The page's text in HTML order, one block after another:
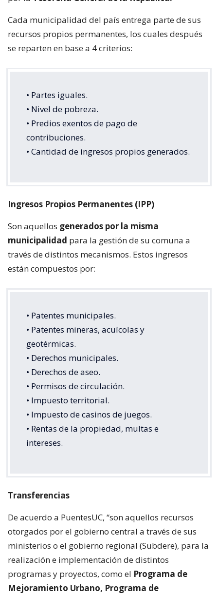
Cada municipalidad del país entrega parte de sus
recursos propios permanentes, los cuales después
se reparten en base a 4 criterios:
• Partes iguales.
• Nivel de pobreza.
• Predios exentos de pago de
contribuciones.
• Cantidad de ingresos propios generados.
Ingresos Propios Permanentes (IPP)
Son aquellos generados por la misma
municipalidad para la gestión de su comuna a
través de distintos mecanismos. Estos ingresos
están compuestos por:
• Patentes municipales.
• Patentes mineras, acuícolas y
geotérmicas.
• Derechos municipales.
• Derechos de aseo.
• Permisos de circulación.
• Impuesto territorial.
• Impuesto de casinos de juegos.
• Rentas de la propiedad, multas e
intereses.
Transferencias
De acuerdo a PuentesUC, “son aquellos recursos
otorgados por el gobierno central a través de sus
ministerios o el gobierno regional (Subdere), para la
realización e implementación de distintos
programas y proyectos, como el Programa de
Mejoramiento Urbano, Programa de